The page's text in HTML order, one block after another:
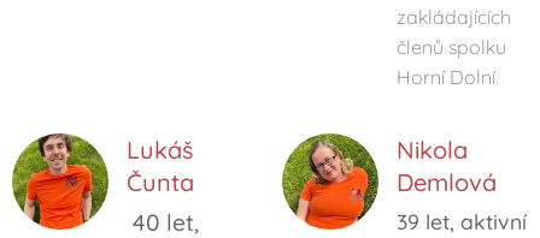
zakládajících
členů spolku
Horní Dolní.
Lukáš
Čunta
40 let,
Nikola
Demlová
39 let, aktivní